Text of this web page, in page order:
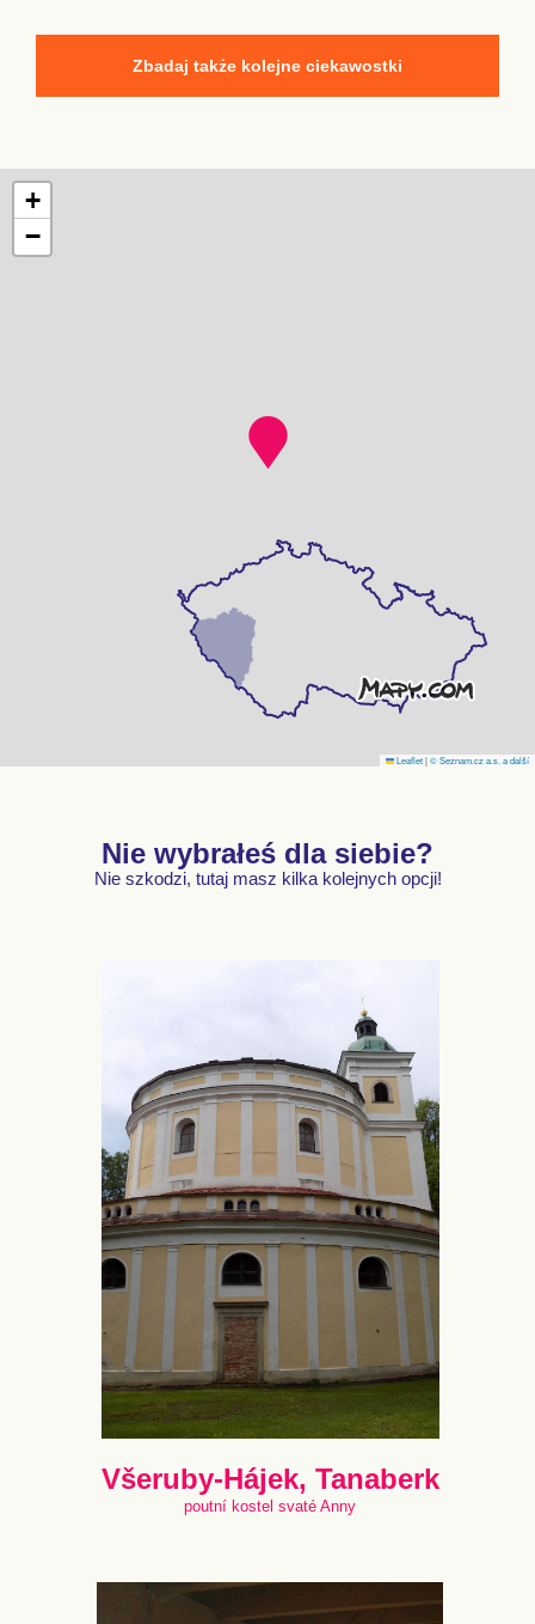
Zbadaj także kolejne ciekawostki
+
−
Leaflet|© Seznam.cz a.s. a další
Nie wybrałeś dla siebie?
Nie szkodzi, tutaj masz kilka kolejnych opcji!
Všeruby-Hájek, Tanaberk
poutní kostel svaté Anny